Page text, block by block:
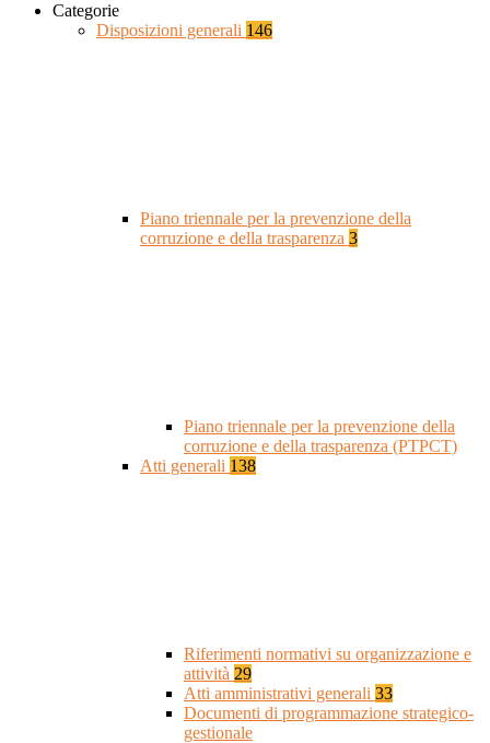
Categorie
Disposizioni generali 146
Piano triennale per la prevenzione della
corruzione e della trasparenza 3
Piano triennale per la prevenzione della
corruzione e della trasparenza (PTPCT)
Atti generali 138
Riferimenti normativi su organizzazione e
attività 29
Atti amministrativi generali 33
Documenti di programmazione strategico-
gestionale